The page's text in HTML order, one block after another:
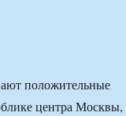
положительные
центра Москвы,